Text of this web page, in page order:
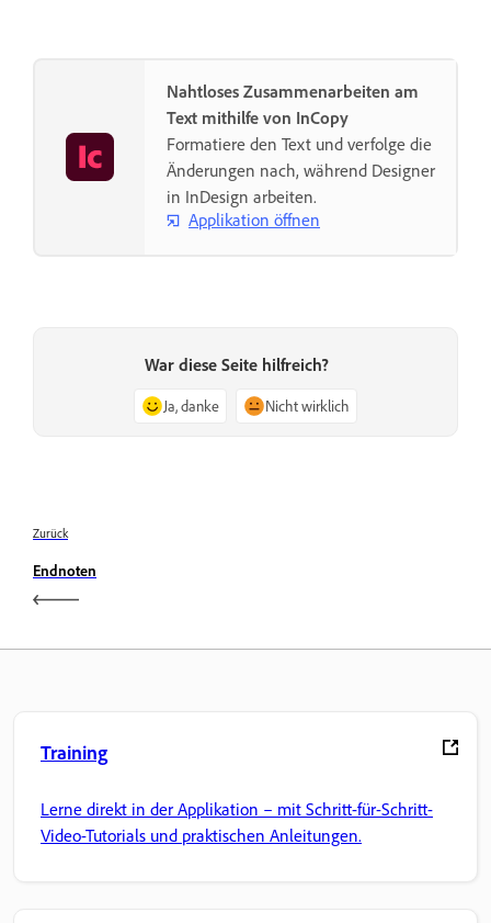
Nahtloses Zusammenarbeiten am
Text mithilfe von InCopy
Formatiere den Text und verfolge die
Änderungen nach, während Designer
in InDesign arbeiten.
Applikation öffnen
War diese Seite hilfreich?
Ja, danke Nicht wirklich
Zurück
Endnoten
Training
Lerne direkt in der Applikation – mit Schritt-für-Schritt-
Video-Tutorials und praktischen Anleitungen.